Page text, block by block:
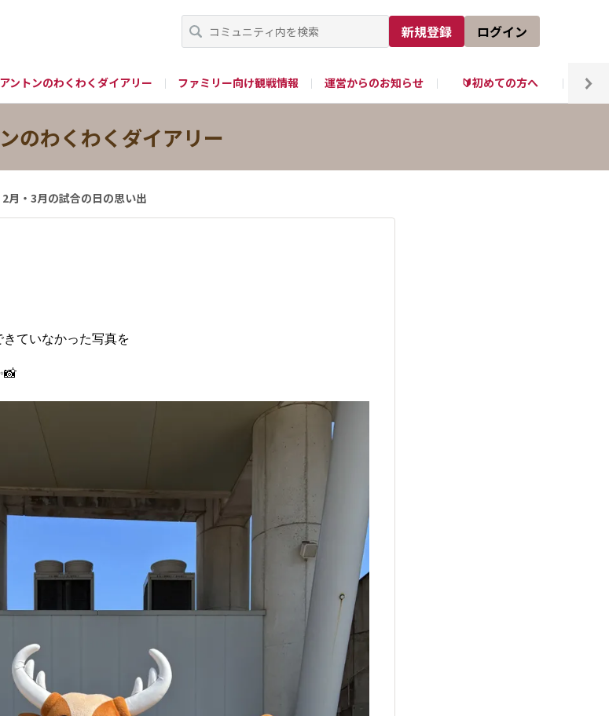
新規登録 ログイン
アントンのわくわくダイアリー ファミリー向け観戦情報 運営からのお知らせ 🔰初めての方へ
のわくわくダイアリー
2月・3月の試合の日の思い出
ていなかった写真を